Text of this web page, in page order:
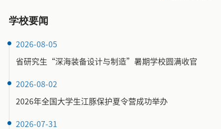
学校要闻
2026-08-05
省研究生“深海装备设计与制造”暑期学校圆满收官
2026-08-02
2026年全国大学生江豚保护夏令营成功举办
2026-07-31